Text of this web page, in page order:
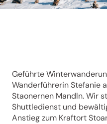
Geführte
Wanderführerin Stefanie
Staonernen Mandln. Wir
Shuttledienst und
Anstieg zum Kraftort